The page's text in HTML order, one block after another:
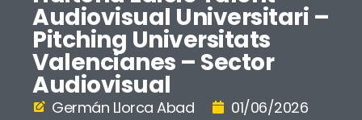
Audiovisual Universitari –
Pitching Universitats
Valencianes – Sector
Audiovisual
Germán Llorca Abad 01/06/2026